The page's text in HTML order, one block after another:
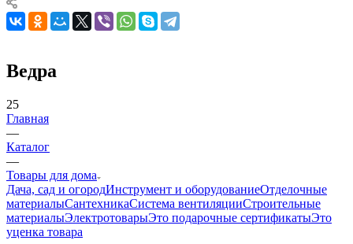
Ведра
25
Главная
—
Каталог
—
Товары для дома
Дача, сад и огородИнструмент и оборудованиеОтделочные
материалыСантехникаСистема вентиляцииСтроительные
материалыЭлектротоварыЭто подарочные сертификатыЭто
уценка товара